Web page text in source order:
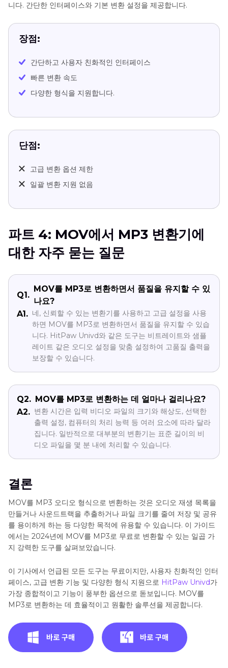
니다. 간단한 인터페이스와 기본 변환 설정을 제공합니다.
장점:
간단하고 사용자 친화적인 인터페이스
빠른 변환 속도
다양한 형식을 지원합니다.
단점:
고급 변환 옵션 제한
일괄 변환 지원 없음
파트 4: MOV에서 MP3 변환기에
대한 자주 묻는 질문
Q1.
MOV를 MP3로 변환하면서 품질을 유지할 수 있
나요?
A1. 네, 신뢰할 수 있는 변환기를 사용하고 고급 설정을 사용
하면 MOV를 MP3로 변환하면서 품질을 유지할 수 있습
니다. HitPaw Univd와 같은 도구는 비트레이트와 샘플
레이트 같은 오디오 설정을 맞춤 설정하여 고품질 출력을
보장할 수 있습니다.
Q2. MOV를 MP3로 변환하는 데 얼마나 걸리나요?
A2. 변환 시간은 입력 비디오 파일의 크기와 해상도, 선택한
출력 설정, 컴퓨터의 처리 능력 등 여러 요소에 따라 달라
집니다. 일반적으로 대부분의 변환기는 표준 길이의 비
디오 파일을 몇 분 내에 처리할 수 있습니다.
결론
MOV를 MP3 오디오 형식으로 변환하는 것은 오디오 재생 목록을
만들거나 사운드트랙을 추출하거나 파일 크기를 줄여 저장 및 공유
를 용이하게 하는 등 다양한 목적에 유용할 수 있습니다. 이 가이드
에서는 2024년에 MOV를 MP3로 무료로 변환할 수 있는 일곱 가
지 강력한 도구를 살펴보았습니다.
이 기사에서 언급된 모든 도구는 무료이지만, 사용자 친화적인 인터
페이스, 고급 변환 기능 및 다양한 형식 지원으로 HitPaw Univd가
가장 종합적이고 기능이 풍부한 옵션으로 돋보입니다. MOV를
MP3로 변환하는 데 효율적이고 원활한 솔루션을 제공합니다.